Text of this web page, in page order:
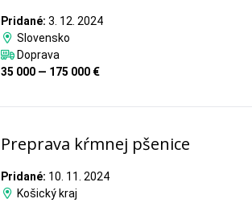
Pridané: 3. 12. 2024
Slovensko
Doprava
35 000 — 175 000 €
Preprava kŕmnej pšenice
Pridané: 10. 11. 2024
Košický kraj